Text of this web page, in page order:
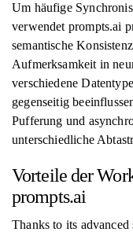
Um häufige
verwendet prompts.ai
semantische
Aufmerksamkeit in
verschiedene
gegenseitig
Pufferung und
unterschiedliche
Vorteile der
prompts.ai
Thanks to its